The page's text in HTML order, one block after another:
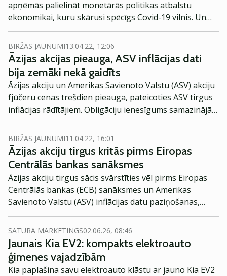
apņēmās palielināt monetārās politikas atbalstu
ekonomikai, kuru skārusi spēcīgs Covid-19 vilnis. Un
Amerikas Savienoto Valstu (ASV), kā arī Eiropas fondu
biržā tirgoto nākotnes līgumu prognozes ir augstākas.
BIRŽAS JAUNUMI13.04.22, 12:06
Āzijas akcijas pieauga, ASV inflācijas dati
bija zemāki nekā gaidīts
Āzijas akciju un Amerikas Savienoto Valstu (ASV) akciju
fjūčeru cenas trešdien pieauga, pateicoties ASV tirgus
inflācijas rādītājiem. Obligāciju ienesīgums samazinājās,
jo investori joprojām izvērtēja inflācijas riskus.
BIRŽAS JAUNUMI11.04.22, 16:01
Āzijas akciju tirgus kritās pirms Eiropas
Centrālās bankas sanāksmes
Āzijas akciju tirgus sācis svārstīties vēl pirms Eiropas
Centrālās bankas (ECB) sanāksmes un Amerikas
Savienoto Valstu (ASV) inflācijas datu paziņošanas,
savukārt eiro "atslābināja" galēji labējo ekstrēmistu
sakāve Francijas prezidenta vēlēšanu pirmajā kārtā.
SATURA MĀRKETINGS02.06.26, 08:46
Jaunais Kia EV2: kompakts elektroauto
ģimenes vajadzībām
Kia paplašina savu elektroauto klāstu ar jauno Kia EV2